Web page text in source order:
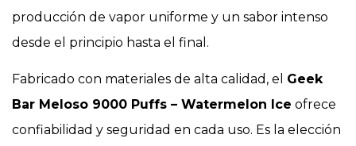
producción de vapor uniforme y un sabor intenso
desde el principio hasta el final.
Fabricado con materiales de alta calidad, el Geek
Bar Meloso 9000 Puffs – Watermelon Ice ofrece
confiabilidad y seguridad en cada uso. Es la elección